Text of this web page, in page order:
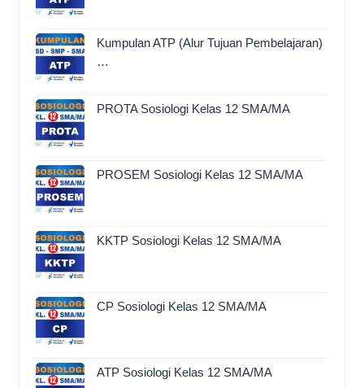
Kumpulan ATP (Alur Tujuan Pembelajaran)
…
PROTA Sosiologi Kelas 12 SMA/MA
PROSEM Sosiologi Kelas 12 SMA/MA
KKTP Sosiologi Kelas 12 SMA/MA
CP Sosiologi Kelas 12 SMA/MA
ATP Sosiologi Kelas 12 SMA/MA